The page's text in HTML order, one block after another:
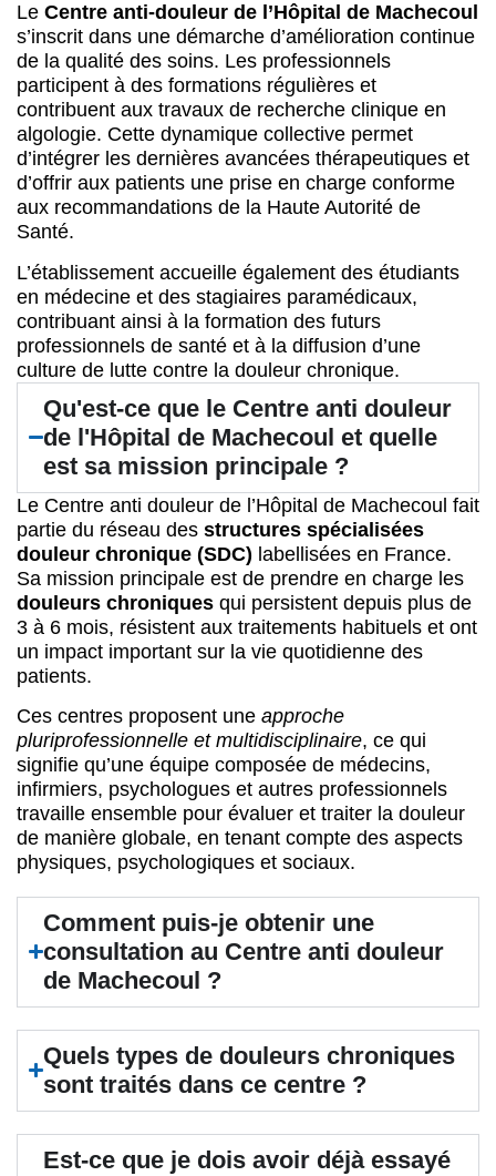
Le Centre anti-douleur de l’Hôpital de Machecoul
s’inscrit dans une démarche d’amélioration continue
de la qualité des soins. Les professionnels
participent à des formations régulières et
contribuent aux travaux de recherche clinique en
algologie. Cette dynamique collective permet
d’intégrer les dernières avancées thérapeutiques et
d’offrir aux patients une prise en charge conforme
aux recommandations de la Haute Autorité de
Santé.
L’établissement accueille également des étudiants
en médecine et des stagiaires paramédicaux,
contribuant ainsi à la formation des futurs
professionnels de santé et à la diffusion d’une
culture de lutte contre la douleur chronique.
Qu'est-ce que le Centre anti douleur
de l'Hôpital de Machecoul et quelle
est sa mission principale ?
Le Centre anti douleur de l’Hôpital de Machecoul fait
partie du réseau des structures spécialisées
douleur chronique (SDC) labellisées en France.
Sa mission principale est de prendre en charge les
douleurs chroniques qui persistent depuis plus de
3 à 6 mois, résistent aux traitements habituels et ont
un impact important sur la vie quotidienne des
patients.
Ces centres proposent une approche
pluriprofessionnelle et multidisciplinaire, ce qui
signifie qu’une équipe composée de médecins,
infirmiers, psychologues et autres professionnels
travaille ensemble pour évaluer et traiter la douleur
de manière globale, en tenant compte des aspects
physiques, psychologiques et sociaux.
Comment puis-je obtenir une
consultation au Centre anti douleur
de Machecoul ?
Quels types de douleurs chroniques
sont traités dans ce centre ?
Est-ce que je dois avoir déjà essayé